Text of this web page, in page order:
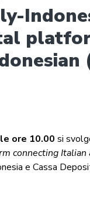
ore 10.00 si
connecting Italian
e Cassa